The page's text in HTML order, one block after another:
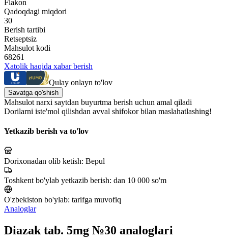
Flakon
Qadoqdagi miqdori
30
Berish tartibi
Retseptsiz
Mahsulot kodi
68261
Xatolik haqida xabar berish
Qulay onlayn to'lov
Savatga qo'shish
Mahsulot narxi saytdan buyurtma berish uchun amal qiladi
Dorilarni iste'mol qilishdan avval shifokor bilan maslahatlashing!
Yetkazib berish va to'lov
Dorixonadan olib ketish: Bepul
Toshkent bo'ylab yetkazib berish: dan 10 000 so'm
O'zbekiston bo'ylab: tarifga muvofiq
Analoglar
Diazak tab. 5mg №30 analoglari